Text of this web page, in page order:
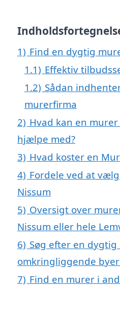
1) Find en dygtig
1.1) Effektiv
1.2) Sådan
murerfirma
2) Hvad kan en
hjælpe med?
3) Hvad koster en
4) Fordele ved at
Nissum
5) Oversigt over
Nissum eller hele
6) Søg efter en
omkringliggende
7) Find en murer i